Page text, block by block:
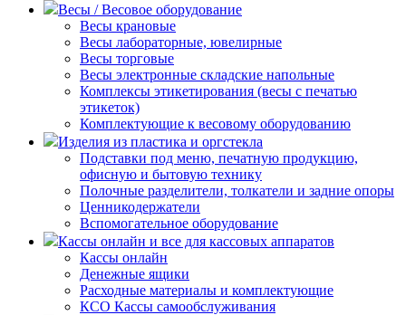
Весы / Весовое оборудование
Весы крановые
Весы лабораторные, ювелирные
Весы торговые
Весы электронные складские напольные
Комплексы этикетирования (весы с печатью
этикеток)
Комплектующие к весовому оборудованию
Изделия из пластика и оргстекла
Подставки под меню, печатную продукцию,
офисную и бытовую технику
Полочные разделители, толкатели и задние опоры
Ценникодержатели
Вспомогательное оборудование
Кассы онлайн и все для кассовых аппаратов
Кассы онлайн
Денежные ящики
Расходные материалы и комплектующие
КСО Кассы самообслуживания